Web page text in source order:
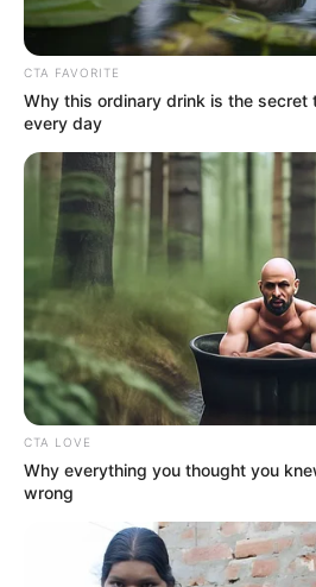
Fail! 10 Potret Makanan
Dimasak yang Bikin Kamu
Nggak Selera
10 Pose Manekin Anti
Mainstream yang Konyol
Banget
CTA FAVORITE
Why this ordinary drink is the secret
every day
CTA LOVE
Why everything you thought you
wrong